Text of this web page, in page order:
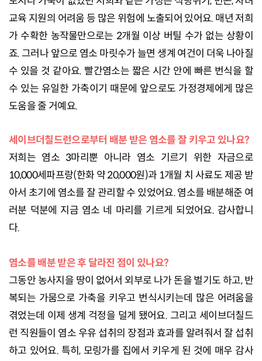
교육 지원의 어려움 등 많은 위험에 노출되어 있어요. 매년 저희
가 수확한 농작물만으로는 2개월 이상 버틸 수가 없는 상황이
죠. 그러나 앞으로 염소 마릿수가 늘면 생계 여건이 더욱 나아질
수 있을 것 같아요. 빨간염소는 짧은 시간 안에 빠른 번식을 할
수 있는 유일한 가축이기 때문에 앞으로도 가정경제에게 많은
도움을 줄 거예요.
세이브더칠드런으로부터 배분 받은 염소를 잘 키우고 있나요?
저희는 염소 3마리뿐 아니라 염소 기르기 위한 자금으로
10,000세파프랑(한화 약 20,000원)과 1개월 치 사료도 제공 받
아서 초기에 염소를 잘 관리할 수 있었어요. 염소를 배분해준 여
러분 덕분에 지금 염소 네 마리를 기르게 되었어요. 감사합니
다.
염소를 배분 받은 후 달라진 점이 있나요?
그동안 농사지을 땅이 없어서 외부로 나가 돈을 벌기도 하고, 반
복되는 가뭄으로 가축을 키우고 번식시키는데 많은 어려움을
겪었는데 이제 생계 걱정을 덜게 됐어요. 그리고 세이브더칠드
런 직원들이 염소 우유 섭취의 장점과 효과를 알려줘서 잘 섭취
하고 있어요. 특히, 모링가를 집에서 키우게 된 것에 매우 감사